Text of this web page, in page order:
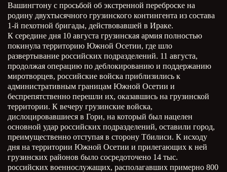
Вашингтону с просьбой об экстренной переброске на
родину двухтысячного грузинского контингента из состава
1-й пехотной бригады, действовавшей в Ираке.
К середине дня 10 августа грузинская армия полностью
покинула территорию Южной Осетии, где шло
развертывание российских подразделений. 11 августа,
продолжая операцию по деблокированию и поддержанию
миротворцев, российские войска приблизились к
административным границам Южной Осетии и
беспрепятственно перешли их, оказавшись на грузинской
территории. К вечеру грузинские войска,
дислоцировавшиеся в Гори, на который был нацелен
основной удар российских подразделений, оставили город,
преимущественно отступая в сторону Тбилиси. К исходу
дня на территории Южной Осетии и прилегающих к ней
грузинских районов было сосредоточено 14 тыс.
российских военнослужащих, располагавших примерно 800